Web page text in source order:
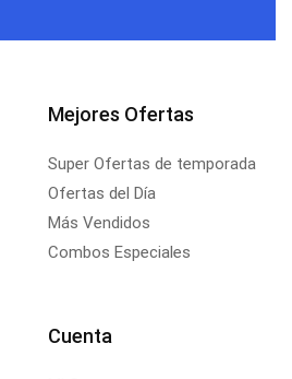
Mejores Ofertas
Super Ofertas de temporada
Ofertas del Día
Más Vendidos
Combos Especiales
Cuenta